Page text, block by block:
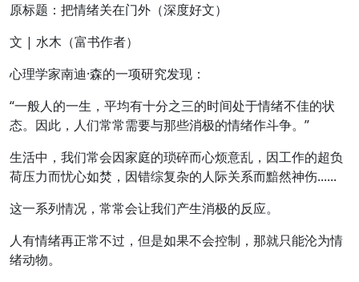
原标题：把情绪关在门外（深度好文）
文 | 水木（富书作者）
心理学家南迪·森的一项研究发现：
“一般人的一生，平均有十分之三的时间处于情绪不佳的状
态。因此，人们常常需要与那些消极的情绪作斗争。”
生活中，我们常会因家庭的琐碎而心烦意乱，因工作的超负
荷压力而忧心如焚，因错综复杂的人际关系而黯然神伤......
这一系列情况，常常会让我们产生消极的反应。
人有情绪再正常不过，但是如果不会控制，那就只能沦为情
绪动物。